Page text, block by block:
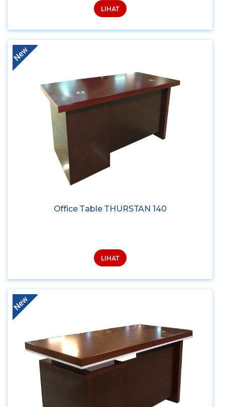
LIHAT
Office Table THURSTAN 140
LIHAT
New
New